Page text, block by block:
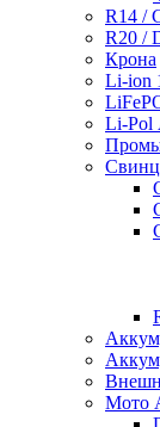
R14 /
R20 /
Крона
Li-ion
Li-Pol
Мото